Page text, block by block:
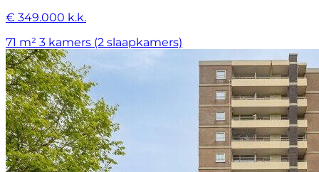
€ 349.000 k.k.
71 m² 3 kamers (2 slaapkamers)